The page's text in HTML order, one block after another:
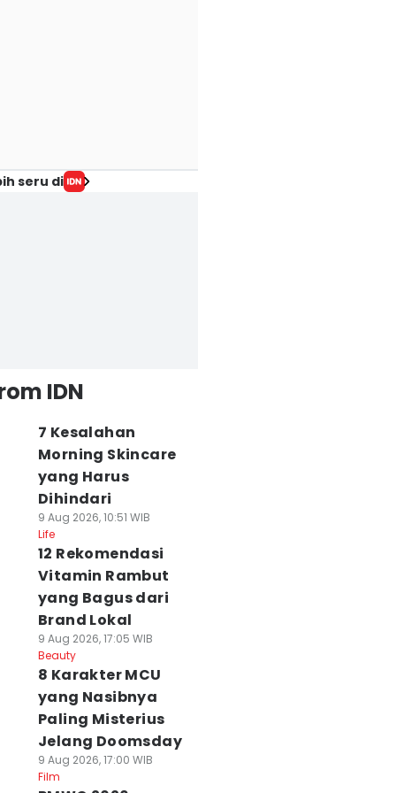
seru di
IDN
7 Kesalahan
Morning Skincare
yang Harus
Dihindari
9 Aug 2026, 10:51 WIB
Life
12 Rekomendasi
Vitamin Rambut
yang Bagus dari
Brand Lokal
9 Aug 2026, 17:05 WIB
Beauty
8 Karakter MCU
yang Nasibnya
Paling Misterius
Jelang Doomsday
9 Aug 2026, 17:00 WIB
Film